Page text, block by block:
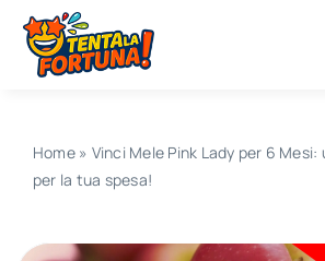
Salta
contenuto
Home» Vinci Mele Pink Lady per 6
per la tua spesa!